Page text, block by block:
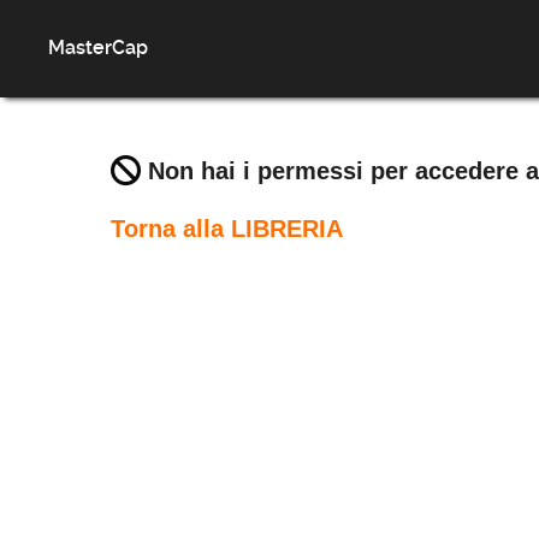
MasterCap
Non hai i permessi per accedere
Torna alla LIBRERIA